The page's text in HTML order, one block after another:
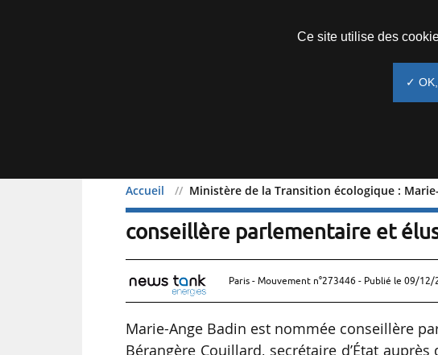
Accueil Ministère de la Transition écologique :
Ministère de la Transition
conseillère parlementaire et
Paris - Mouvement n°273446 - Publié le 09/12/
Marie-Ange Badin est nommée conseillère
Bérangère Couillard, secrétaire d’État
Ce site utilise des
✓